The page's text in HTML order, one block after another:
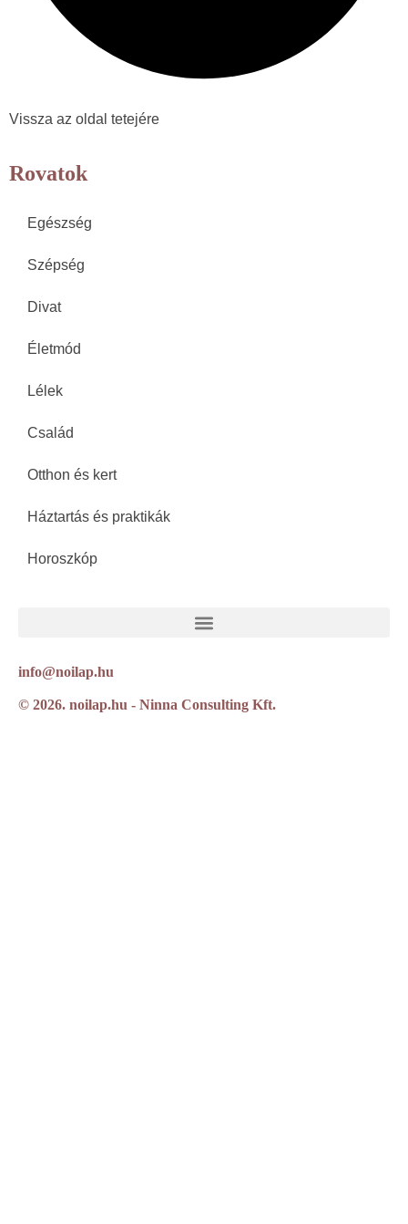
Vissza az oldal tetejére
Rovatok
Egészség
Szépség
Divat
Életmód
Lélek
Család
Otthon és kert
Háztartás és praktikák
Horoszkóp
info@noilap.hu
© 2026. noilap.hu - Ninna Consulting Kft.